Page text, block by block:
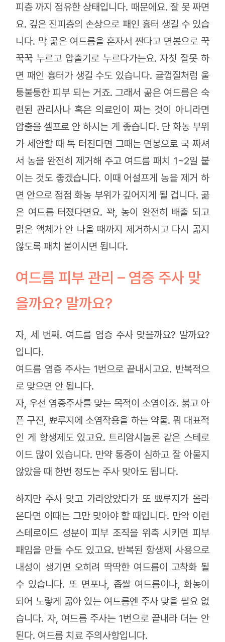
피층 까지 점유한 상태입니다. 때문에요. 잘 못 짜면
요. 깊은 진피층의 손상으로 패인 흉터 생길 수 있습
니다. 막 곪은 여드름을 혼자서 짠다고 면봉으로 꾹
꾹꾹 누르고 압출기로 누르다가는요. 자칫 잘못 하
면 패인 흉터가 생길 수도 있습니다. 귤껍질처럼 울
퉁불퉁한 피부 되는 거죠. 그래서 곪은 여드름은 숙
련된 관리사나 혹은 의료인이 짜는 것이 아니라면
압출을 셀프로 안 하시는 게 좋습니다. 단 화농 부위
가 세안할 때 톡 터진다면 그때는 면봉으로 국 짜셔
서 농을 완전히 제거해 주고 여드름 패치 1~2일 붙
이는 것도 좋겠습니다. 이때 어설프게 농을 제거 하
면 안으로 점점 화농 부위가 깊어지게 될 겁니다. 곪
은 여드름 터졌다면요. 꽉, 농이 완전히 배출 되고
맑은 액체가 안 나올 때까지 제거하시고 다시 곪지
않도록 패치 붙이시면 됩니다.
여드름 피부 관리 – 염증 주사 맞
을까요? 말까요?
자, 세 번째. 여드름 염증 주사 맞을까요? 말까요?
입니다.
여드름 염증 주사는 1번으로 끝내시고요. 반복적으
로 맞으면 안 됩니다.
자, 우선 염증주사를 맞는 목적이 소염이죠. 붉고 아
픈 구진, 뾰루지에 소염작용을 하는 약물. 뭐 대표적
인 게 항생제도 있고요. 트리암시놀론 같은 스테로
이드 많이 있습니다. 만약 통증이 심하고 잘 아물지
않았을 때 한번 정도는 주사 맞아도 됩니다.
하지만 주사 맞고 가라앉았다가 또 뾰루지가 올라
온다면 이때는 그만 맞아야 할 때입니다. 만약 이런
스테로이드 성분이 피부 조직을 위축 시키면 피부
패임을 만들 수도 있고요. 반복된 항생제 사용으로
내성이 생기면 오히려 딱딱한 여드름이 고착화 될
수 있습니다. 또 면포나, 좁쌀 여드름이나, 화농이
되어 노랗게 곪아 있는 여드름엔 주사 맞을 필요 없
습니다. 자, 여드름 주사는 1번으로 끝내라 더는 안
된다. 여드름 치료 주의사항입니다.